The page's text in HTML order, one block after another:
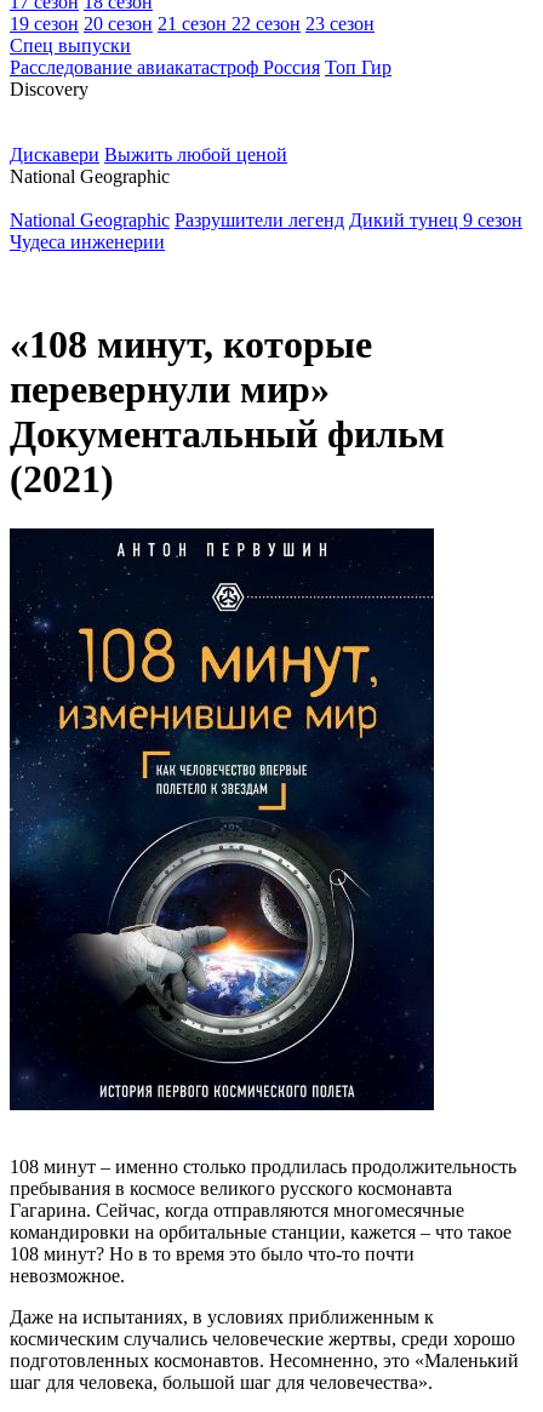
19 сезон 20 сезон 21 сезон 22 сезон 23 сезон
Спец выпуски
Расследование авиакатастроф Россия Топ Гир
Discovery
Дискавери Выжить любой ценой
National Geographic
National Geographic Разрушители легенд Дикий тунец 9 сезон
Чудеса инженерии
«108 минут, которые
перевернули мир»
Документальный фильм
(2021)
108 минут – именно столько продлилась продолжительность
пребывания в космосе великого русского космонавта
Гагарина. Сейчас, когда отправляются многомесячные
командировки на орбитальные станции, кажется – что такое
108 минут? Но в то время это было что-то почти
невозможное.
Даже на испытаниях, в условиях приближенным к
космическим случались человеческие жертвы, среди хорошо
подготовленных космонавтов. Несомненно, это «Маленький
шаг для человека, большой шаг для человечества».